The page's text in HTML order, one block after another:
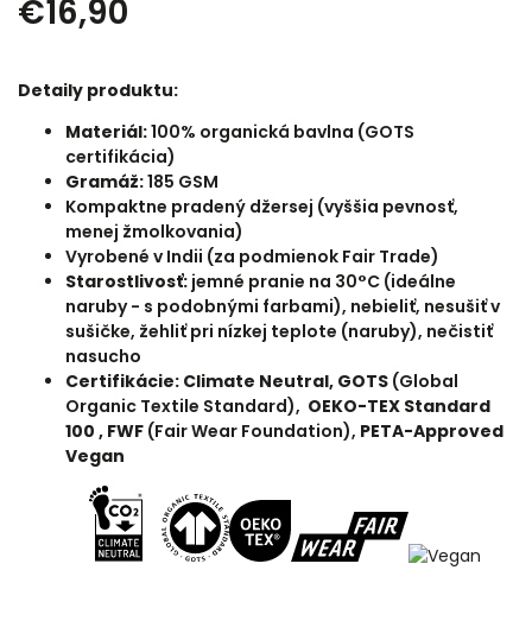
€16,90
Detaily produktu:
Materiál:100% organická bavlna (GOTS
certifikácia)
Gramáž:185 GSM
Kompaktne pradený džersej (vyššia pevnosť,
menej žmolkovania)
Vyrobené v Indii (za podmienok Fair Trade)
Starostlivosť: jemné pranie na 30°C (ideálne
naruby - s podobnými farbami), nebieliť, nesušiť v
sušičke, žehliť pri nízkej teplote (naruby), nečistiť
nasucho
Certifikácie: Climate Neutral, GOTS (Global
Organic Textile Standard), OEKO-TEX Standard
100 , FWF (Fair Wear Foundation), PETA-Approved
Vegan